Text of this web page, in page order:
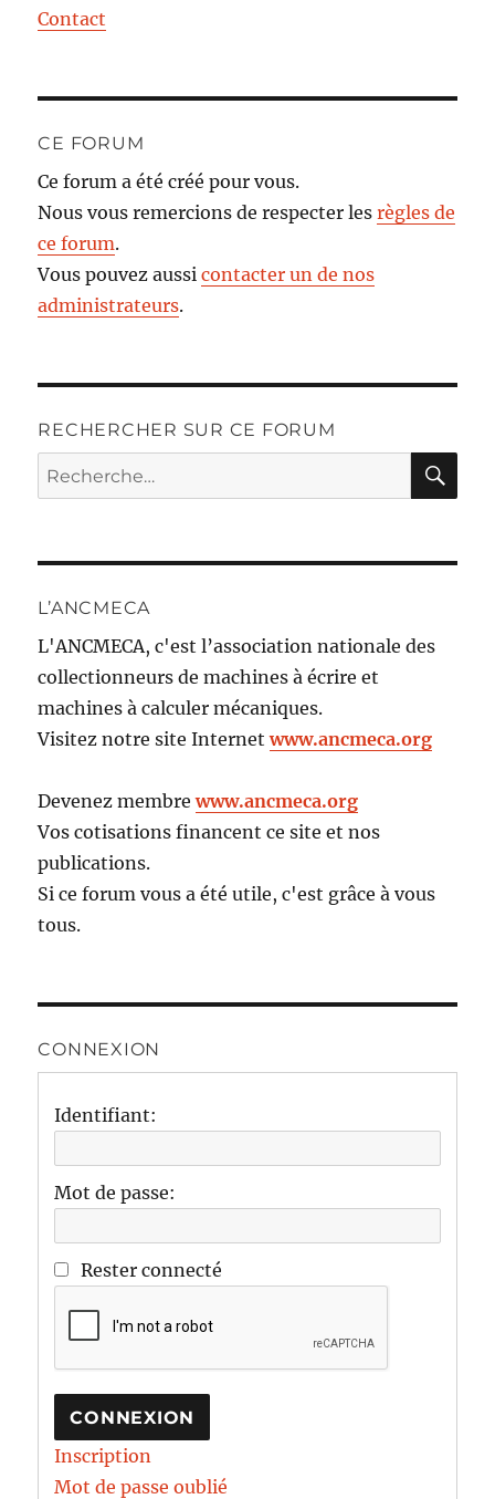
Contact
CE FORUM
Ce forum a été créé pour vous.
Nous vous remercions de respecter lesrègles de
ce forum.
Vous pouvez aussicontacter un de nos
administrateurs.
RECHERCHER SUR CE FORUM
Recherche
pour :
L’ANCMECA
L'ANCMECA, c'est l’association nationale des
collectionneurs de machines à écrire et
machines à calculer mécaniques.
Visitez notre site Internetwww.ancmeca.org
Devenez membrewww.ancmeca.org
Vos cotisations financent ce site et nos
publications.
Si ce forum vous a été utile, c'est grâce à vous
tous.
CONNEXION
Identifiant:
Mot de passe:
Rester connecté
CONNEXION
Inscription
Mot de passe oublié